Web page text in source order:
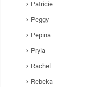
Patricie
Peggy
Pepina
Pryia
Rachel
Rebeka